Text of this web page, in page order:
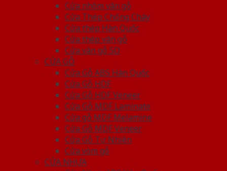
Cửa nhôm vân gỗ
Cửa Thép Chống Cháy
Cửa thép Hàn Quốc
Cửa thép vân gỗ
Cửa vân gỗ 5D
CỬA GỖ
Cửa Gỗ ABS Hàn Quốc
Cửa Gỗ HDF
Cửa Gỗ HDF Veneer
Cửa Gỗ MDF Laminate
Cửa gỗ MDF Melamine
Cửa Gỗ MDF Veneer
Cửa Gỗ Tự Nhiên
Cửa vòm gỗ
CỬA NHỰA